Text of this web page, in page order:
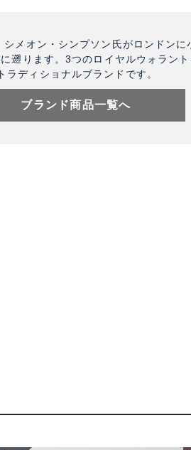
シメオン・シンプソン氏がロンドンに
遡ります。3つのロイヤルウォラン
ラディショナルブランドです。
ブランド商品一覧へ